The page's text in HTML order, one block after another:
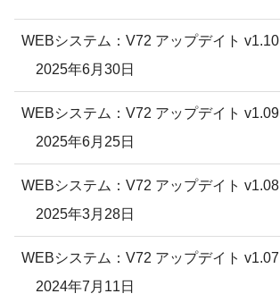
WEBシステム：V72 アップデイト v1.10
2025年6月30日
WEBシステム：V72 アップデイト v1.09
2025年6月25日
WEBシステム：V72 アップデイト v1.08
2025年3月28日
WEBシステム：V72 アップデイト v1.07
2024年7月11日